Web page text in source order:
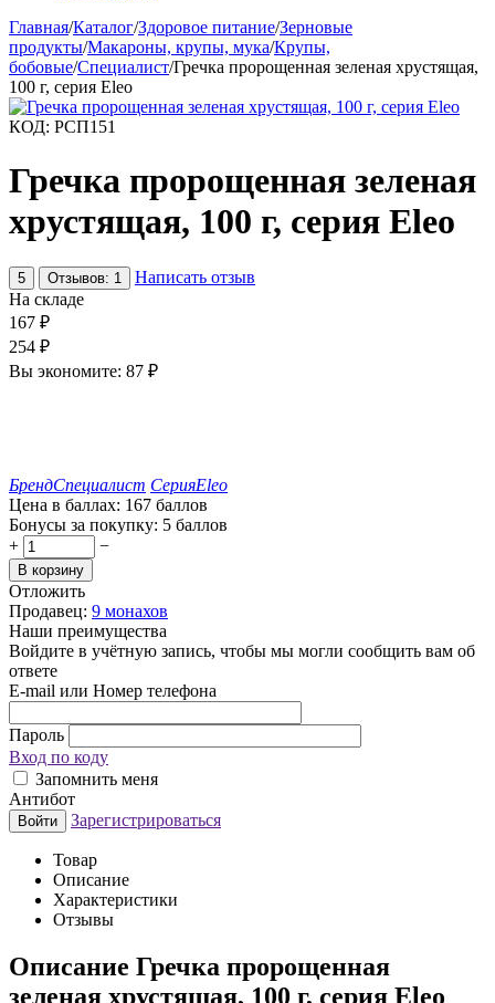
Главная/Каталог/Здоровое питание/Зерновые
продукты/Макароны, крупы, мука/Крупы,
бобовые/Специалист/Гречка пророщенная зеленая хрустящая,
100 г, серия Eleo
КОД: РСП151
Гречка пророщенная зеленая
хрустящая, 100 г, серия Eleo
5 Отзывов: 1
Написать отзыв
На складе
167 ₽
254 ₽
Вы экономите: 87 ₽
БрендСпециалист СерияEleo
Цена в баллах: 167 баллов
Бонусы за покупку: 5 баллов
+
−
В корзину
Отложить
Продавец: 9 монахов
Наши преимущества
Войдите в учётную запись, чтобы мы могли сообщить вам об
ответе
E-mail или Номер телефона
Пароль
Вход по коду
Запомнить меня
Антибот
Войти Зарегистрироваться
Товар
Описание
Характеристики
Отзывы
Описание Гречка пророщенная
зеленая хрустящая, 100 г, серия Eleo